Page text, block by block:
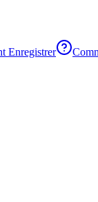
Enregistrer